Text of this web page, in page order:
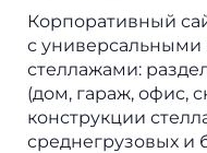
Корпоративный
с
стеллажами:
(дом, гараж, офис,
конструкции
среднегрузовых и